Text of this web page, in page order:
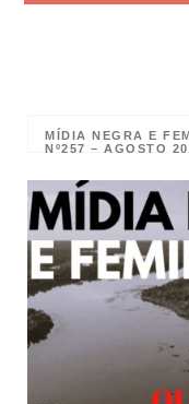
MÍDIA NEGRA E
Nº257 – AGOSTO